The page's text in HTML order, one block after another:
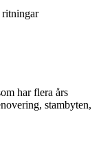
ritningar
har flera års
stambyten,